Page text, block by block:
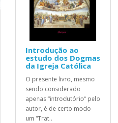
Introdução ao
estudo dos Dogmas
da Igreja Católica
O presente livro, mesmo
sendo considerado
apenas “introdutório” pelo
autor, é de certo modo
um “Trat..